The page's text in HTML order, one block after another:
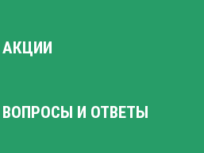
АКЦИИ
ВОПРОСЫ И ОТВЕТЫ